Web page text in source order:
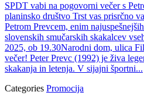
SPDT vabi na pogovorni večer s
planinsko društvo Trst vas prisrčno
Petrom Prevcem, enim
slovenskih smučarskih skakalcev
2025, ob 19.30Narodni dom, ulica
večer! Peter Prevc (1992) je živa
skakanja in letenja. V sijajni športni...
Categories Promocija